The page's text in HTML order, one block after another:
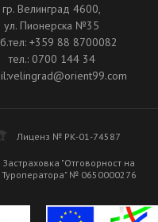
гр. Велинград 4600,
ул. Пионерска №35
+359 88 8700082
тел.: 0700 144 34
Лиценз № РК-01-74587
Застраховка "Отговорност на
Туроператора" № 0650000276